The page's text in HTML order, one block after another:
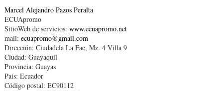
Marcel Alejandro Pazos Peralta
ECUApromo
SitioWeb de servicios: www.ecuapromo.net
mail: ecuapromo@gmail.com
Dirección: Ciudadela La Fae, Mz. 4 Villa 9
Ciudad: Guayaquil
Provincia: Guayas
País: Ecuador
Código postal: EC90112